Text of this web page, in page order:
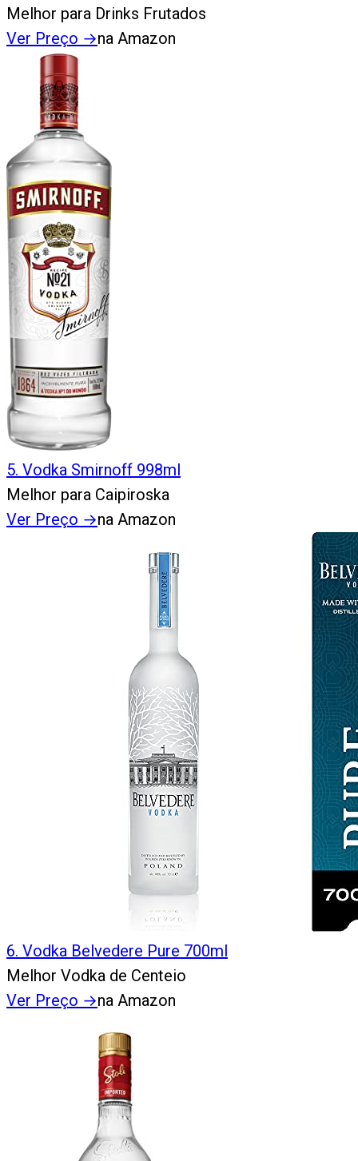
Melhor para Drinks Frutados
Ver Preço →na Amazon
5. Vodka Smirnoff 998ml
Melhor para Caipiroska
Ver Preço →na Amazon
6. Vodka Belvedere Pure 700ml
Melhor Vodka de Centeio
Ver Preço →na Amazon